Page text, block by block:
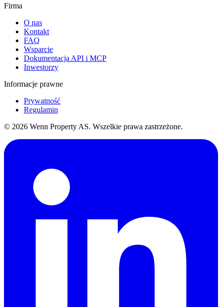
Firma
O nas
Kontakt
FAQ
Wsparcie
Dokumentacja API i MCP
Inwestorzy
Informacje prawne
Prywatność
Regulamin
© 2026 Wenn Property AS. Wszelkie prawa zastrzeżone.